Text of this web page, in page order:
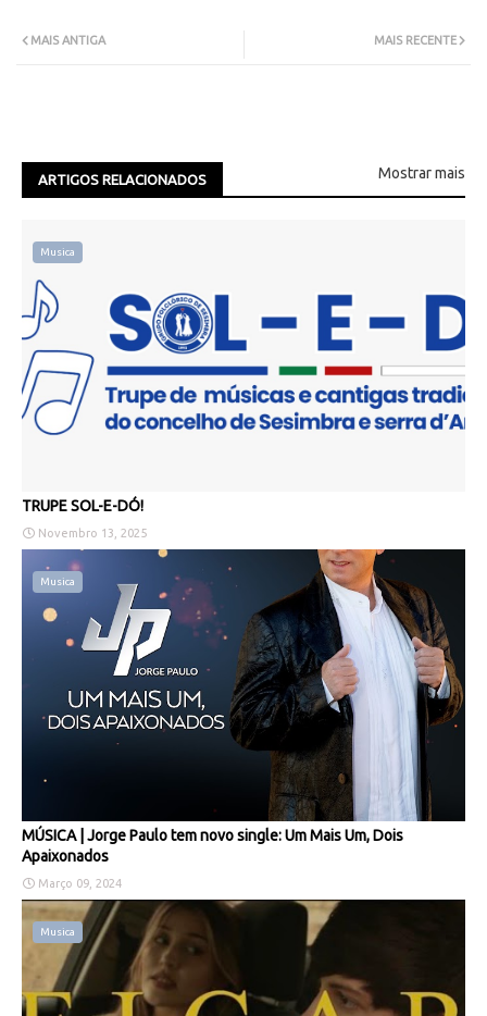
MAIS RECENTE
MAIS ANTIGA
ARTIGOS RELACIONADOS Mostrar mais
Musica
TRUPE SOL-E-DÓ!
Novembro 13, 2025
Musica
MÚSICA | Jorge Paulo tem novo single: Um Mais Um, Dois
Apaixonados
Março 09, 2024
Musica